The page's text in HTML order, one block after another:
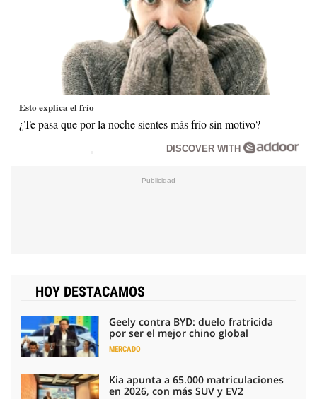
Esto explica el frío
¿Te pasa que por la noche sientes más frío sin motivo?
DISCOVER WITH
HOY DESTACAMOS
Geely contra BYD: duelo fratricida
por ser el mejor chino global
MERCADO
Kia apunta a 65.000 matriculaciones
en 2026, con más SUV y EV2